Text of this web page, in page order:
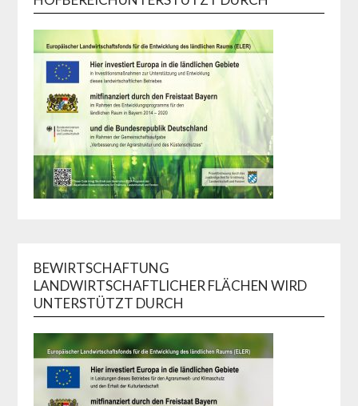
BEWIRTSCHAFTUNG
LANDWIRTSCHAFTLICHER FLÄCHEN WIRD
UNTERSTÜTZT DURCH